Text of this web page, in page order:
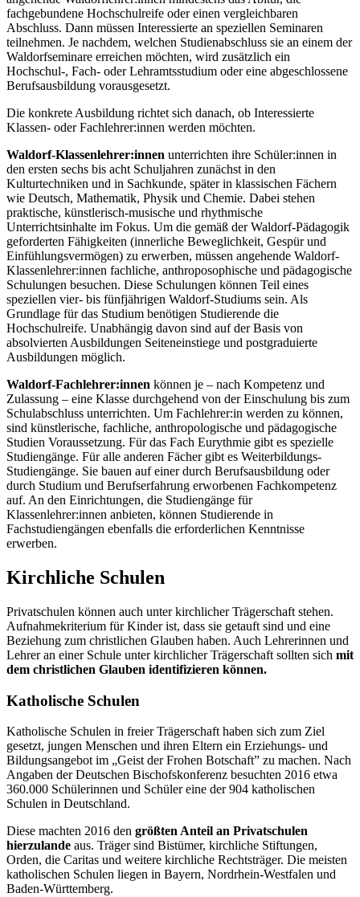
fachgebundene Hochschulreife oder einen vergleichbaren
Abschluss. Dann müssen Interessierte an speziellen Seminaren
teilnehmen. Je nachdem, welchen Studienabschluss sie an einem der
Waldorfseminare erreichen möchten, wird zusätzlich ein
Hochschul-, Fach- oder Lehramtsstudium oder eine abgeschlossene
Berufsausbildung vorausgesetzt.
Die konkrete Ausbildung richtet sich danach, ob Interessierte
Klassen- oder Fachlehrer:innen werden möchten.
Waldorf-Klassenlehrer:innen unterrichten ihre Schüler:innen in
den ersten sechs bis acht Schuljahren zunächst in den
Kulturtechniken und in Sachkunde, später in klassischen Fächern
wie Deutsch, Mathematik, Physik und Chemie. Dabei stehen
praktische, künstlerisch-musische und rhythmische
Unterrichtsinhalte im Fokus. Um die gemäß der Waldorf-Pädagogik
geforderten Fähigkeiten (innerliche Beweglichkeit, Gespür und
Einfühlungsvermögen) zu erwerben, müssen angehende Waldorf-
Klassenlehrer:innen fachliche, anthroposophische und pädagogische
Schulungen besuchen. Diese Schulungen können Teil eines
speziellen vier- bis fünfjährigen Waldorf-Studiums sein. Als
Grundlage für das Studium benötigen Studierende die
Hochschulreife. Unabhängig davon sind auf der Basis von
absolvierten Ausbildungen Seiteneinstiege und postgraduierte
Ausbildungen möglich.
Waldorf-Fachlehrer:innen können je – nach Kompetenz und
Zulassung – eine Klasse durchgehend von der Einschulung bis zum
Schulabschluss unterrichten. Um Fachlehrer:in werden zu können,
sind künstlerische, fachliche, anthropologische und pädagogische
Studien Voraussetzung. Für das Fach Eurythmie gibt es spezielle
Studiengänge. Für alle anderen Fächer gibt es Weiterbildungs-
Studiengänge. Sie bauen auf einer durch Berufsausbildung oder
durch Studium und Berufserfahrung erworbenen Fachkompetenz
auf. An den Einrichtungen, die Studiengänge für
Klassenlehrer:innen anbieten, können Studierende in
Fachstudiengängen ebenfalls die erforderlichen Kenntnisse
erwerben.
Kirchliche Schulen
Privatschulen können auch unter kirchlicher Trägerschaft stehen.
Aufnahmekriterium für Kinder ist, dass sie getauft sind und eine
Beziehung zum christlichen Glauben haben. Auch Lehrerinnen und
Lehrer an einer Schule unter kirchlicher Trägerschaft sollten sich mit
dem christlichen Glauben identifizieren können.
Katholische Schulen
Katholische Schulen in freier Trägerschaft haben sich zum Ziel
gesetzt, jungen Menschen und ihren Eltern ein Erziehungs- und
Bildungsangebot im „Geist der Frohen Botschaft” zu machen. Nach
Angaben der Deutschen Bischofskonferenz besuchten 2016 etwa
360.000 Schülerinnen und Schüler eine der 904 katholischen
Schulen in Deutschland.
Diese machten 2016 den größten Anteil an Privatschulen
hierzulande aus. Träger sind Bistümer, kirchliche Stiftungen,
Orden, die Caritas und weitere kirchliche Rechtsträger. Die meisten
katholischen Schulen liegen in Bayern, Nordrhein-Westfalen und
Baden-Württemberg.